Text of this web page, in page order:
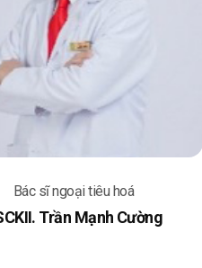
Bác sĩ ngoại tiêu hoá
Trần Mạnh Cường